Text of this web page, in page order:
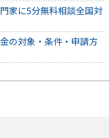
家に5分無料相談全国対
の対象・条件・申請方